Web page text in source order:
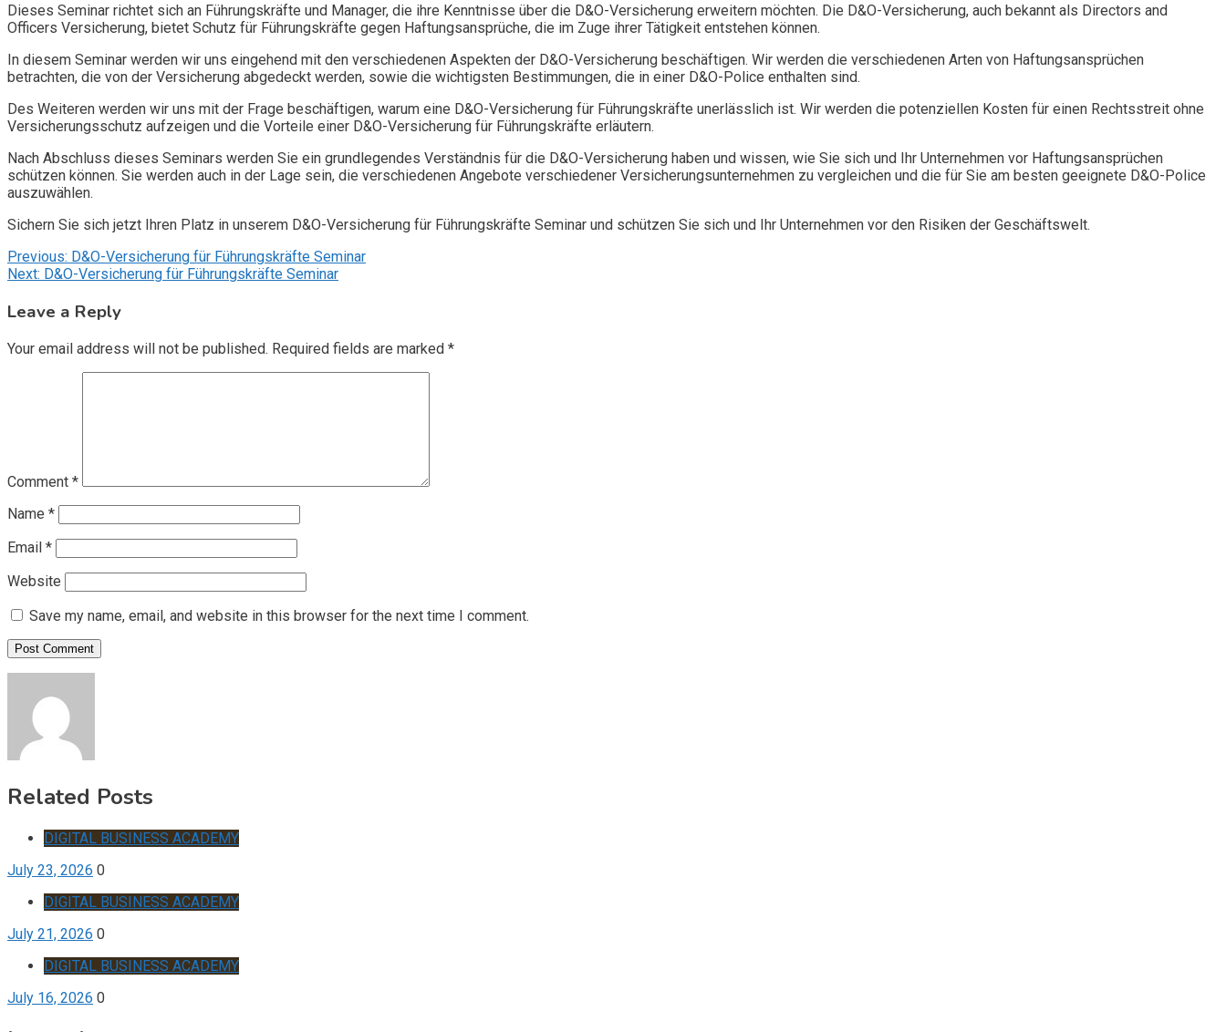
Dieses Seminar richtet sich an Führungskräfte und Manager, die ihre Kenntnisse über die D&O-Versicherung erweitern möchten. Die D&O-Versicherung, auch bekannt als Directors and
Officers Versicherung, bietet Schutz für Führungskräfte gegen Haftungsansprüche, die im Zuge ihrer Tätigkeit entstehen können.
In diesem Seminar werden wir uns eingehend mit den verschiedenen Aspekten der D&O-Versicherung beschäftigen. Wir werden die verschiedenen Arten von Haftungsansprüchen
betrachten, die von der Versicherung abgedeckt werden, sowie die wichtigsten Bestimmungen, die in einer D&O-Police enthalten sind.
Des Weiteren werden wir uns mit der Frage beschäftigen, warum eine D&O-Versicherung für Führungskräfte unerlässlich ist. Wir werden die potenziellen Kosten für einen Rechtsstreit ohne
Versicherungsschutz aufzeigen und die Vorteile einer D&O-Versicherung für Führungskräfte erläutern.
Nach Abschluss dieses Seminars werden Sie ein grundlegendes Verständnis für die D&O-Versicherung haben und wissen, wie Sie sich und Ihr Unternehmen vor Haftungsansprüchen
schützen können. Sie werden auch in der Lage sein, die verschiedenen Angebote verschiedener Versicherungsunternehmen zu vergleichen und die für Sie am besten geeignete D&O-Police
auszuwählen.
Sichern Sie sich jetzt Ihren Platz in unserem D&O-Versicherung für Führungskräfte Seminar und schützen Sie sich und Ihr Unternehmen vor den Risiken der Geschäftswelt.
Post
navigation
Previous: D&O-Versicherung für Führungskräfte Seminar
Next: D&O-Versicherung für Führungskräfte Seminar
Leave a Reply
Your email address will not be published. Required fields are marked *
Comment *
Name *
Email *
Website
Save my name, email, and website in this browser for the next time I comment.
Related Posts
DIGITAL BUSINESS ACADEMY
July 23, 2026 0
DIGITAL BUSINESS ACADEMY
July 21, 2026 0
DIGITAL BUSINESS ACADEMY
July 16, 2026 0